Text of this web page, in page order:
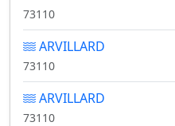
73110
ARVILLARD
73110
ARVILLARD
73110